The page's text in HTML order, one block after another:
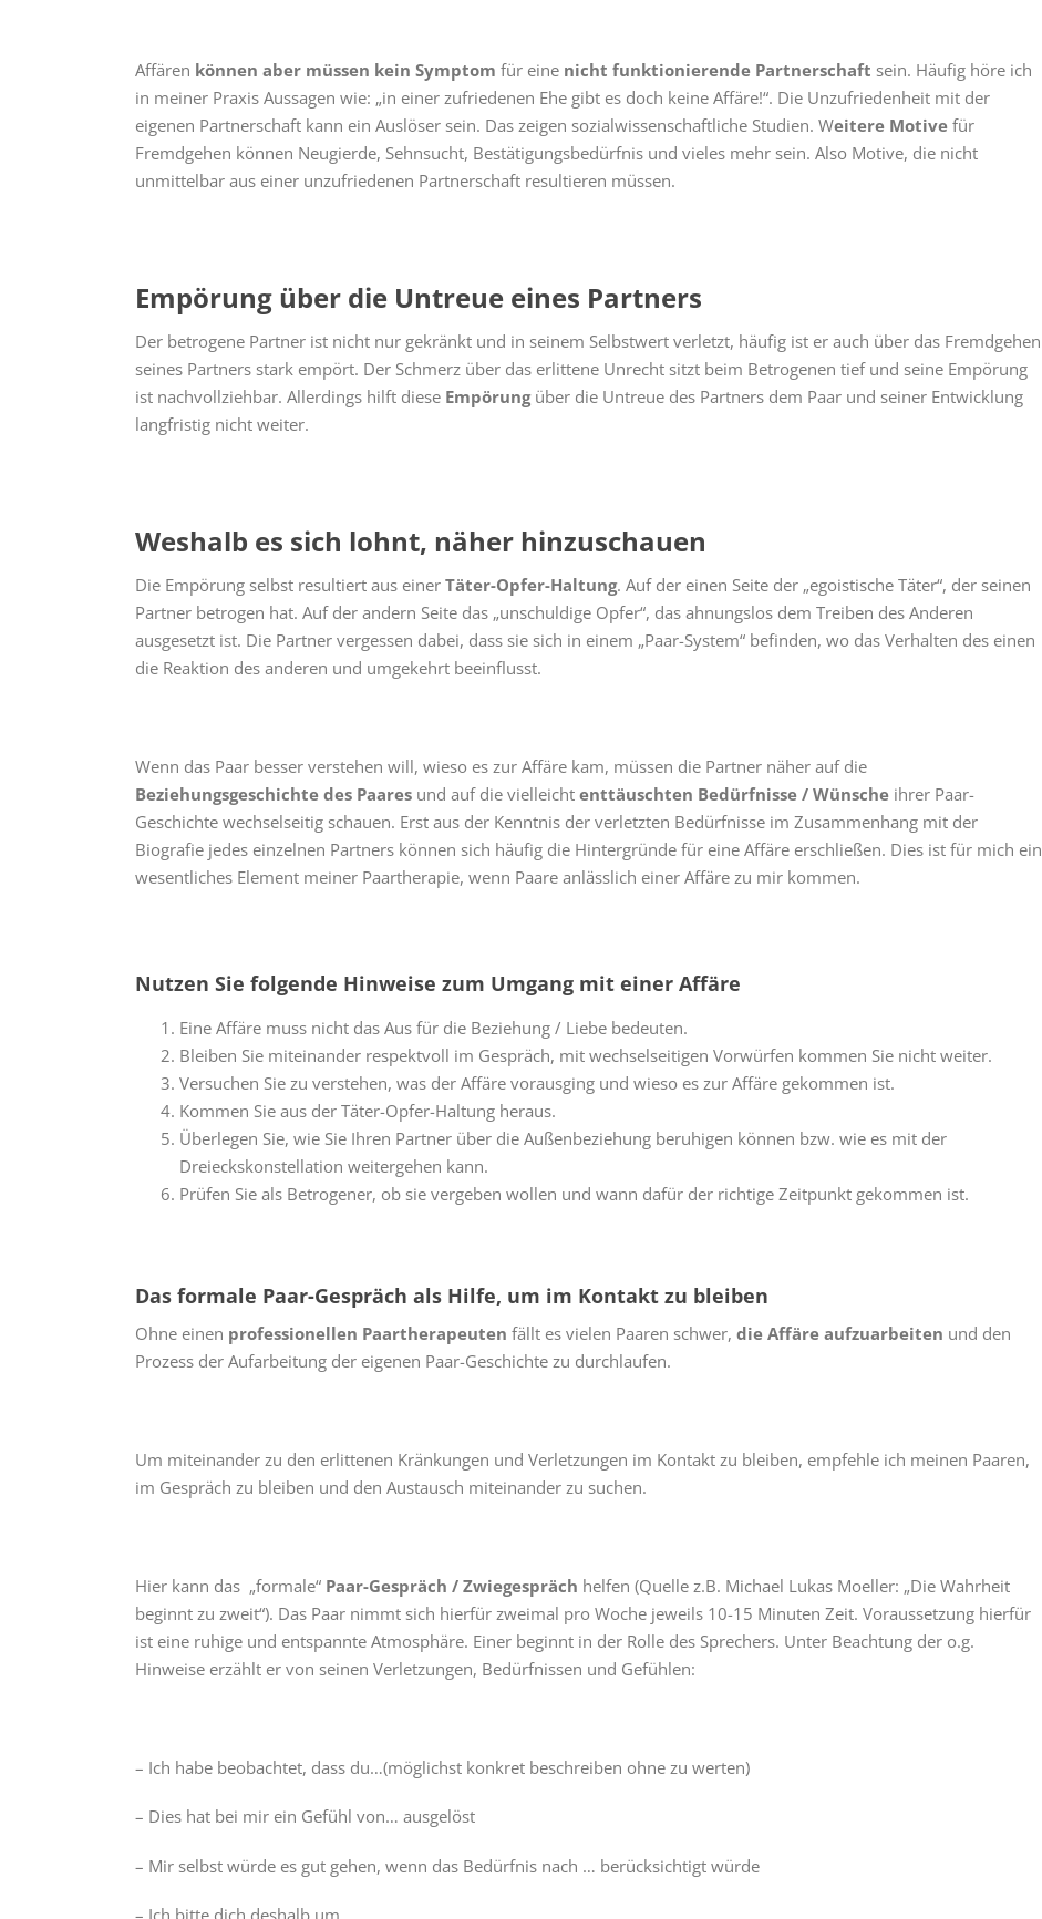
Affären können aber müssen kein Symptom für eine nicht funktionierende Partnerschaft sein. Häufig höre ich
in meiner Praxis Aussagen wie: „in einer zufriedenen Ehe gibt es doch keine Affäre!“. Die Unzufriedenheit mit der
eigenen Partnerschaft kann ein Auslöser sein. Das zeigen sozialwissenschaftliche Studien. Weitere Motive für
Fremdgehen können Neugierde, Sehnsucht, Bestätigungsbedürfnis und vieles mehr sein. Also Motive, die nicht
unmittelbar aus einer unzufriedenen Partnerschaft resultieren müssen.
Empörung über die Untreue eines Partners
Der betrogene Partner ist nicht nur gekränkt und in seinem Selbstwert verletzt, häufig ist er auch über das Fremdgehen
seines Partners stark empört. Der Schmerz über das erlittene Unrecht sitzt beim Betrogenen tief und seine Empörung
ist nachvollziehbar. Allerdings hilft diese Empörungüber die Untreue des Partners dem Paar und seiner Entwicklung
langfristig nicht weiter.
Weshalb es sich lohnt, näher hinzuschauen
Die Empörung selbst resultiert aus einer Täter-Opfer-Haltung. Auf der einen Seite der „egoistische Täter“, der seinen
Partner betrogen hat. Auf der andern Seite das „unschuldige Opfer“, das ahnungslos dem Treiben des Anderen
ausgesetzt ist. Die Partner vergessen dabei, dass sie sich in einem „Paar-System“ befinden, wo das Verhalten des einen
die Reaktion des anderen und umgekehrt beeinflusst.
Wenn das Paar besser verstehen will, wieso es zur Affäre kam, müssen die Partner näher auf die
Beziehungsgeschichte des Paares und auf die vielleicht enttäuschten Bedürfnisse / Wünsche ihrer Paar-
Geschichte wechselseitig schauen. Erst aus der Kenntnis der verletzten Bedürfnisse im Zusammenhang mit der
Biografie jedes einzelnen Partners können sich häufig die Hintergründe für eine Affäre erschließen. Dies ist für mich ein
wesentliches Element meiner Paartherapie, wenn Paare anlässlich einer Affäre zu mir kommen.
Nutzen Sie folgende Hinweise zum Umgang mit einer Affäre
Eine Affäre muss nicht das Aus für die Beziehung / Liebe bedeuten.
Bleiben Sie miteinander respektvoll im Gespräch, mit wechselseitigen Vorwürfen kommen Sie nicht weiter.
Versuchen Sie zu verstehen, was der Affäre vorausging und wieso es zur Affäre gekommen ist.
Kommen Sie aus der Täter-Opfer-Haltung heraus.
Überlegen Sie, wie Sie Ihren Partner über die Außenbeziehung beruhigen können bzw. wie es mit der
Dreieckskonstellation weitergehen kann.
Prüfen Sie als Betrogener, ob sie vergeben wollen und wann dafür der richtige Zeitpunkt gekommen ist.
Das formale Paar-Gespräch als Hilfe, um im Kontakt zu bleiben
Ohne einen professionellen Paartherapeuten fällt es vielen Paaren schwer, die Affäre aufzuarbeiten und den
Prozess der Aufarbeitung der eigenen Paar-Geschichte zu durchlaufen.
Um miteinander zu den erlittenen Kränkungen und Verletzungen im Kontakt zu bleiben, empfehle ich meinen Paaren,
im Gespräch zu bleiben und den Austausch miteinander zu suchen.
Hier kann das „formale“ Paar-Gespräch / Zwiegespräch helfen (Quelle z.B. Michael Lukas Moeller: „Die Wahrheit
beginnt zu zweit“). Das Paar nimmt sich hierfür zweimal pro Woche jeweils 10-15 Minuten Zeit. Voraussetzung hierfür
ist eine ruhige und entspannte Atmosphäre. Einer beginnt in der Rolle des Sprechers. Unter Beachtung der o.g.
Hinweise erzählt er von seinen Verletzungen, Bedürfnissen und Gefühlen:
– Ich habe beobachtet, dass du…(möglichst konkret beschreiben ohne zu werten)
– Dies hat bei mir ein Gefühl von… ausgelöst
– Mir selbst würde es gut gehen, wenn das Bedürfnis nach … berücksichtigt würde